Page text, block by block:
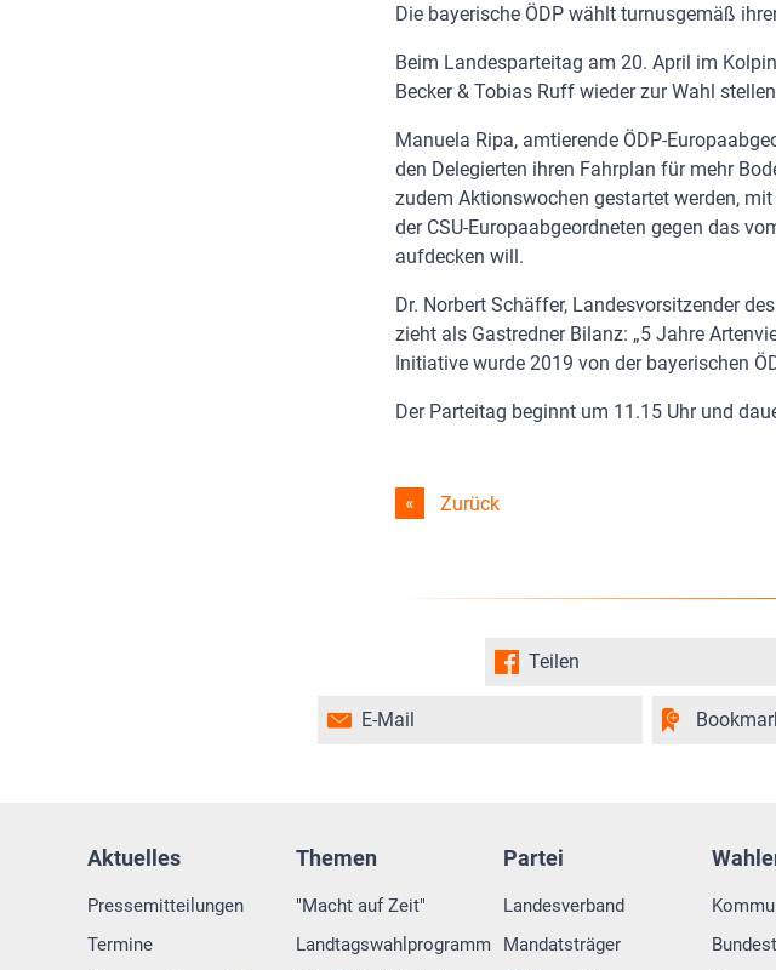
Die bayerische ÖDP wählt turnusgemäß
Beim Landesparteitag am 20. April im
Becker & Tobias Ruff wieder zur Wahl
Manuela Ripa, amtierende ÖDP-
den Delegierten ihren Fahrplan für mehr
zudem Aktionswochen gestartet werden,
der CSU-Europaabgeordneten gegen das
aufdecken will.
Dr. Norbert Schäffer, Landesvorsitzender
zieht als Gastredner Bilanz: „5 Jahre
Initiative wurde 2019 von der bayerischen
Der Parteitag beginnt um 11.15 Uhr und
Zurück
Teilen
E-Mail
Aktuelles
Pressemitteilungen
Termine
Themen
"Macht auf Zeit"
Landtagswahlprogramm
Partei
Landesverband
Mandatsträger